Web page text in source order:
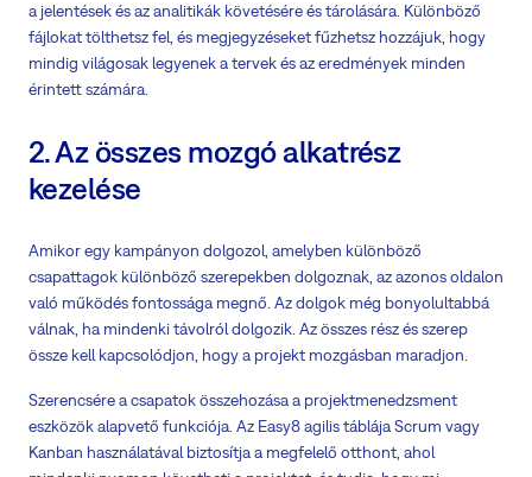
a jelentések és az analitikák követésére és tárolására. Különböző
fájlokat tölthetsz fel, és megjegyzéseket fűzhetsz hozzájuk, hogy
mindig világosak legyenek a tervek és az eredmények minden
érintett számára.
2. Az összes mozgó alkatrész
kezelése
Amikor egy kampányon dolgozol, amelyben különböző
csapattagok különböző szerepekben dolgoznak, az azonos oldalon
való működés fontossága megnő. Az dolgok még bonyolultabbá
válnak, ha mindenki távolról dolgozik. Az összes rész és szerep
össze kell kapcsolódjon, hogy a projekt mozgásban maradjon.
Szerencsére a csapatok összehozása a projektmenedzsment
eszközök alapvető funkciója. Az Easy8 agilis táblája Scrum vagy
Kanban használatával biztosítja a megfelelő otthont, ahol